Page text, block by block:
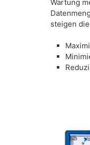
Wartung
steigen